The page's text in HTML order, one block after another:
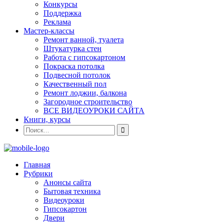
Конкурсы
Поддержка
Реклама
Мастер-классы
Ремонт ванной, туалета
Штукатурка стен
Работа с гипсокартоном
Покраска потолка
Подвесной потолок
Качественный пол
Ремонт лоджии, балкона
Загородное строительство
ВСЕ ВИДЕОУРОКИ САЙТА
Книги, курсы
Главная
Рубрики
Анонсы сайта
Бытовая техника
Видеоуроки
Гипсокартон
Двери